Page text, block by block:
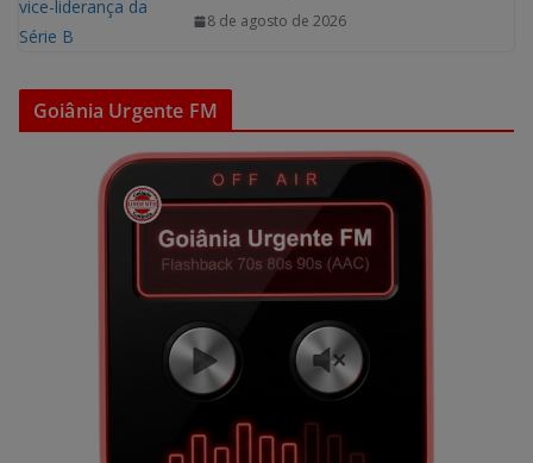
8 de agosto de 2026
Goiânia Urgente FM